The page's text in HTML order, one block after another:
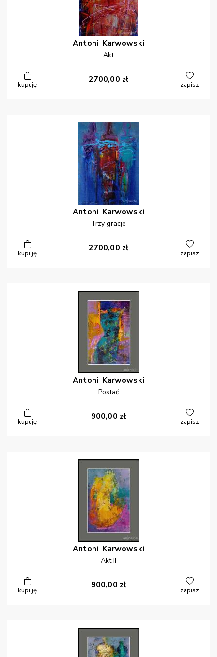
Antoni Karwowski
Akt
kupuję
2700,00 zł
zapisz
Antoni Karwowski
Trzy gracje
kupuję
2700,00 zł
zapisz
Antoni Karwowski
Postać
kupuję
900,00 zł
zapisz
Antoni Karwowski
Akt II
kupuję
900,00 zł
zapisz